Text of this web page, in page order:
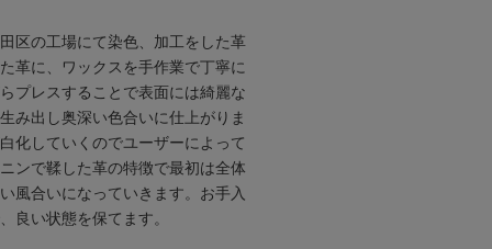
区の工場にて染色、加工をした革
革に、ワックスを手作業で丁寧に
プレスすることで表面には綺麗な
み出し奥深い色合いに仕上がりま
化していくのでユーザーによって
ンで鞣した革の特徴で最初は全体
風合いになっていきます。お手入
良い状態を保てます。